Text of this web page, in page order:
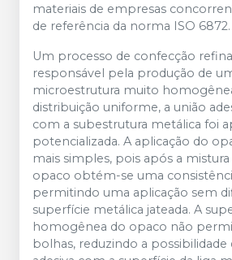
materiais de empresas
de referência da norma ISO 6872.
Um processo de confecção
responsável pela produção de
microestrutura muito
distribuição uniforme, a união
com a subestrutura metálica foi
potencializada. A aplicação do
mais simples, pois após a
opaco obtém-se uma
permitindo uma aplicação sem
superfície metálica jateada. A
homogênea do opaco não
bolhas, reduzindo a possibilidade